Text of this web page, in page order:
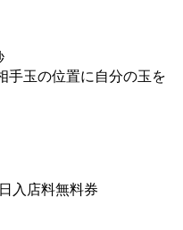
手玉の位置に自分の玉を
入店料無料券